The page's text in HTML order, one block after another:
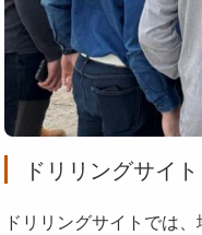
ドリリングサイト
ドリリングサイトでは